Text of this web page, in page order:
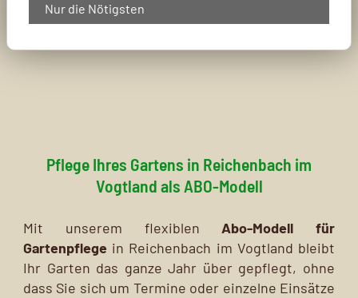
Pflege Ihres Gartens in Reichenbach im
Vogtland als ABO-Modell
Mit unserem flexiblen Abo-Modell für
Gartenpflege in Reichenbach im Vogtland bleibt
Ihr Garten das ganze Jahr über gepflegt, ohne
dass Sie sich um Termine oder einzelne Einsätze
Nur die Nötigsten